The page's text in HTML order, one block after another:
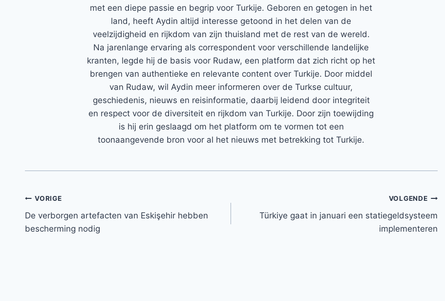
met een diepe passie en begrip voor Turkije. Geboren en getogen in het
land, heeft Aydin altijd interesse getoond in het delen van de
veelzijdigheid en rijkdom van zijn thuisland met de rest van de wereld.
Na jarenlange ervaring als correspondent voor verschillende landelijke
kranten, legde hij de basis voor Rudaw, een platform dat zich richt op het
brengen van authentieke en relevante content over Turkije. Door middel
van Rudaw, wil Aydin meer informeren over de Turkse cultuur,
geschiedenis, nieuws en reisinformatie, daarbij leidend door integriteit
en respect voor de diversiteit en rijkdom van Turkije. Door zijn toewijding
is hij erin geslaagd om het platform om te vormen tot een
toonaangevende bron voor al het nieuws met betrekking tot Turkije.
Bericht
navigatie
VORIGE
De verborgen artefacten van Eskişehir hebben
bescherming nodig
VOLGENDE
Türkiye gaat in januari een statiegeldsysteem
implementeren